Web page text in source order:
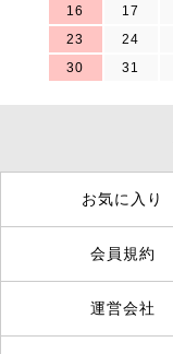
16
17
23
24
30
31
お気に入り
会員規約
運営会社